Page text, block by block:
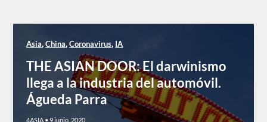
Asia,China,Coronavirus, IA
THE ASIAN DOOR: El darwinismo
llega a la industria del automóvil.
Águeda Parra
4ASIA •9 junio, 2020